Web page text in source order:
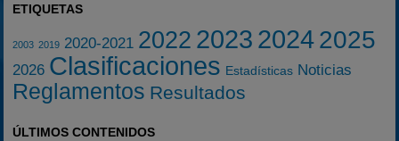
ETIQUETAS
2003 2019 2020-2021 2022 2023 20242025
2026 Clasificaciones Estadísticas Noticias
Reglamentos Resultados
ÚLTIMOS CONTENIDOS